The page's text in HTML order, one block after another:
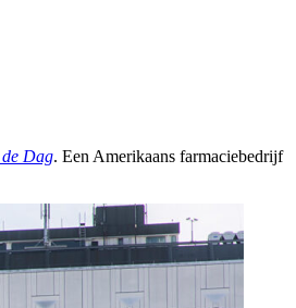
Dag. Een Amerikaans farmaciebedrijf